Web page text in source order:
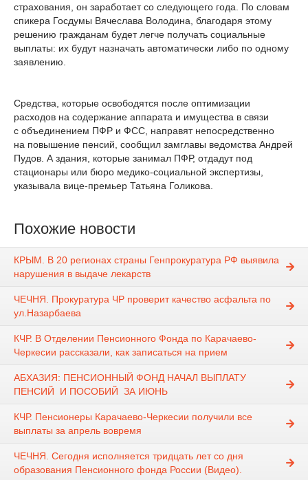
страхования, он заработает со следующего года. По словам
спикера Госдумы Вячеслава Володина, благодаря этому
решению гражданам будет легче получать социальные
выплаты: их будут назначать автоматически либо по одному
заявлению.
Средства, которые освободятся после оптимизации
расходов на содержание аппарата и имущества в связи
с объединением ПФР и ФСС, направят непосредственно
на повышение пенсий, сообщил замглавы ведомства Андрей
Пудов. А здания, которые занимал ПФР, отдадут под
стационары или бюро медико-социальной экспертизы,
указывала вице-премьер Татьяна Голикова.
Похожие новости
КРЫМ. В 20 регионах страны Генпрокуратура РФ выявила
нарушения в выдаче лекарств
ЧЕЧНЯ. Прокуратура ЧР проверит качество асфальта по
ул.Назарбаева
КЧР. В Отделении Пенсионного Фонда по Карачаево-
Черкесии рассказали, как записаться на прием
АБХАЗИЯ: ПЕНСИОННЫЙ ФОНД НАЧАЛ ВЫПЛАТУ
ПЕНСИЙ И ПОСОБИЙ ЗА ИЮНЬ
КЧР. Пенсионеры Карачаево-Черкесии получили все
выплаты за апрель вовремя
ЧЕЧНЯ. Сегодня исполняется тридцать лет со дня
образования Пенсионного фонда России (Видео).